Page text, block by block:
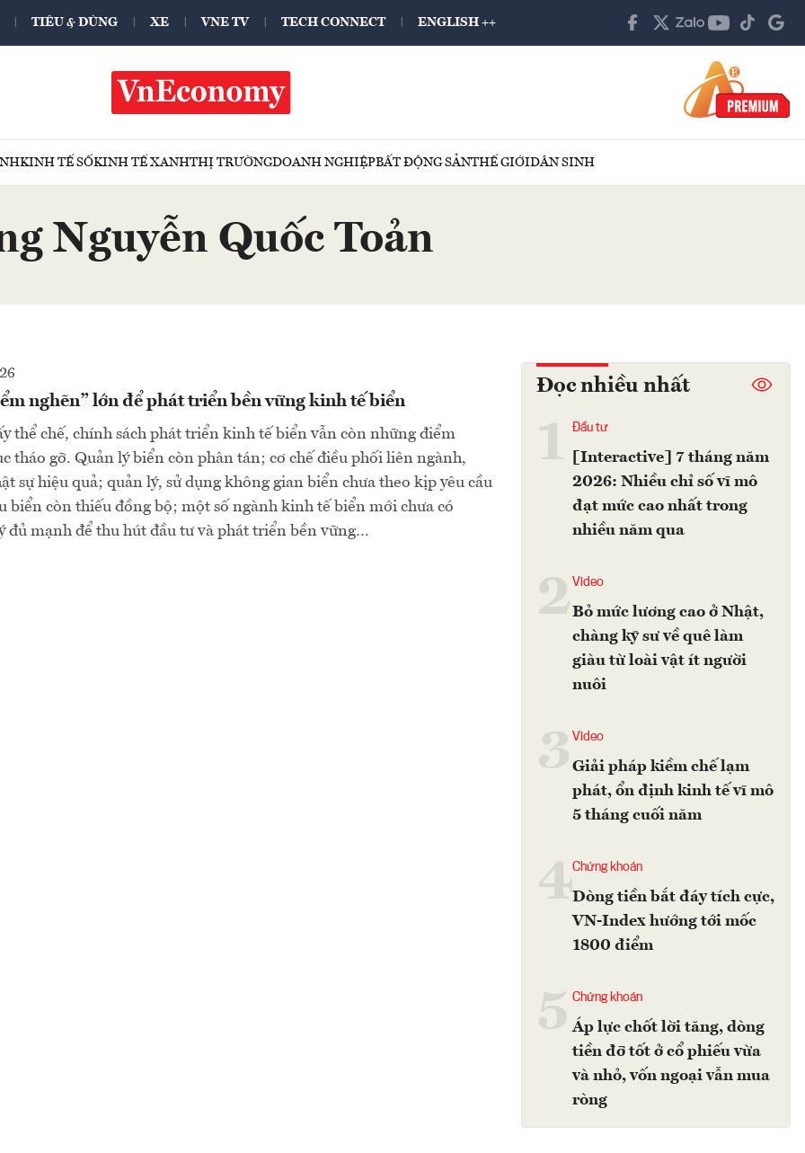
TIÊU & DÙNG XE VNE TV TECH CONNECT ENGLISH ++
KINH TẾ SỐKINH TẾ XANHTHỊ TRƯỜNGDOANH NGHIỆPBẤT ĐỘNG SẢNTHẾ GIỚIDÂN SINH
Nguyễn Quốc Toản
nghẽn” lớn để phát triển bền vững kinh tế biển
thể chế, chính sách phát triển kinh tế biển vẫn còn những điểm
tháo gỡ. Quản lý biển còn phân tán; cơ chế điều phối liên ngành,
sự hiệu quả; quản lý, sử dụng không gian biển chưa theo kịp yêu cầu
biển còn thiếu đồng bộ; một số ngành kinh tế biển mới chưa có
đủ mạnh để thu hút đầu tư và phát triển bền vững…
Đọc nhiều nhất
Đầu tư
[Interactive] 7 tháng năm
2026: Nhiều chỉ số vĩ mô
đạt mức cao nhất trong
nhiều năm qua
2Video
Bỏ mức lương cao ở Nhật,
chàng kỹ sư về quê làm
giàu từ loài vật ít người
nuôi
Video
Giải pháp kiềm chế lạm
phát, ổn định kinh tế vĩ mô
5 tháng cuối năm
4Chứng khoán
Dòng tiền bắt đáy tích cực,
VN-Index hướng tới mốc
1800 điểm
Chứng khoán
Áp lực chốt lời tăng, dòng
tiền đỡ tốt ở cổ phiếu vừa
và nhỏ, vốn ngoại vẫn mua
ròng